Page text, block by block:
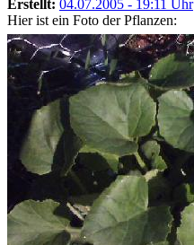
Erstellt: 04.07.2005 - 19:11 Uhr
Hier ist ein Foto der Pflanzen: